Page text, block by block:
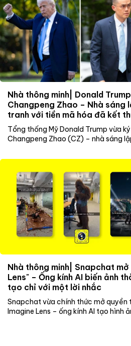
Nhà thông minh| Donald
Changpeng Zhao – Nhà sáng
tranh với tiền mã hóa đã kết
Tổng thống Mỹ Donald Trump vừa
Changpeng Zhao (CZ) – nhà sáng
Nhà thông minh| Snapchat mở
Lens" – Ống kính AI biến ảnh
tạo chỉ với một lời nhắc
Snapchat vừa chính thức mở quyền
Imagine Lens – ống kính AI tạo hình